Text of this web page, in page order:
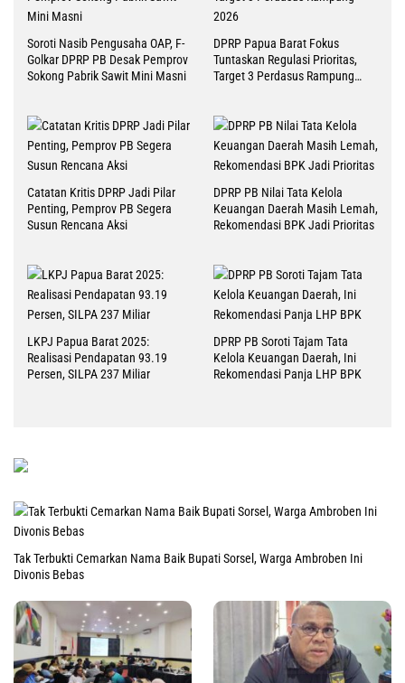
Soroti Nasib Pengusaha OAP, F-
Golkar DPRP PB Desak Pemprov
Sokong Pabrik Sawit Mini Masni
DPRP Papua Barat Fokus
Tuntaskan Regulasi Prioritas,
Target 3 Perdasus Rampung
Catatan Kritis DPRP Jadi Pilar
Penting, Pemprov PB Segera
Susun Rencana Aksi
DPRP PB Nilai Tata Kelola
Keuangan Daerah Masih Lemah,
Rekomendasi BPK Jadi Prioritas
LKPJ Papua Barat 2025:
Realisasi Pendapatan 93.19
Persen, SILPA 237 Miliar
DPRP PB Soroti Tajam Tata
Kelola Keuangan Daerah, Ini
Rekomendasi Panja LHP BPK
Tak Terbukti Cemarkan Nama Baik Bupati Sorsel, Warga Ambroben Ini
Divonis Bebas